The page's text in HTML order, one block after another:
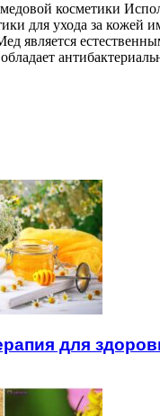
косметики
для ухода за кожей
является
для